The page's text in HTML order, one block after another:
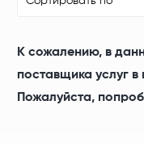
К сожалению, в
поставщика услуг
Пожалуйста,